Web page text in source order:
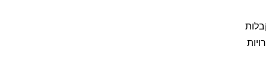
ישנן אפשרויות